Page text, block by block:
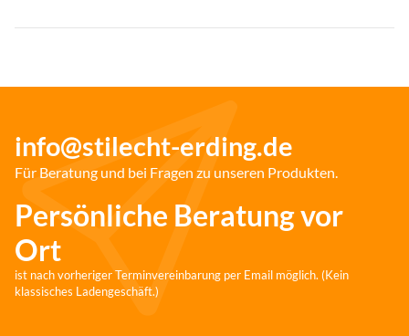
info@stilecht-erding.de
Für Beratung und bei Fragen zu unseren Produkten.
Persönliche Beratung vor
Ort
ist nach vorheriger Terminvereinbarung per Email möglich. (Kein
klassisches Ladengeschäft.)